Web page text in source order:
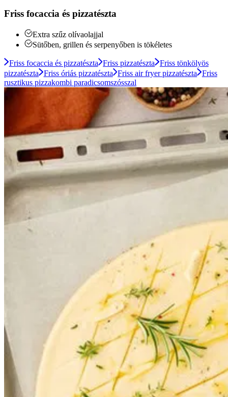
Friss focaccia és pizzatészta
Extra szűz olívaolajjal
Sütőben, grillen és serpenyőben is tökéletes
Friss focaccia és pizzatészta Friss pizzatészta Friss tönkölyös
pizzatészta
Friss óriás pizzatészta Friss air fryer pizzatészta Friss
rusztikus pizzakombi paradicsomszósszal